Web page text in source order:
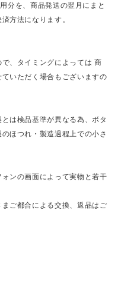
分を、商品発送の翌月にまと
方法になります。
、タイミングによっては 商
いただく場合もございますの
は検品基準が異なる為、ボタ
ほつれ・製造過程上での小さ
ンの画面によって実物と若干
ご都合による交換、返品はご